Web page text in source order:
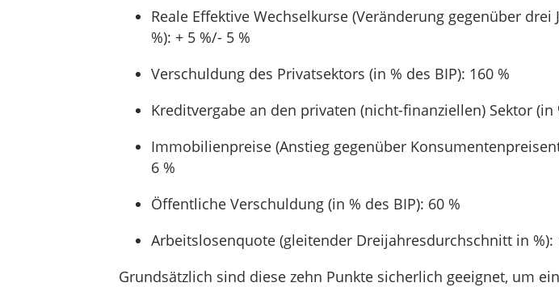
Reale Effektive Wechselkurse (Veränderung gegenüber drei
%): + 5 %/- 5 %
Verschuldung des Privatsektors (in % des BIP): 160 %
Kreditvergabe an den privaten (nicht-finanziellen) Sektor (in
Immobilienpreise (Anstieg gegenüber
6 %
Öffentliche Verschuldung (in % des BIP): 60 %
Arbeitslosenquote (gleitender Dreijahresdurchschnitt in %):
Grundsätzlich sind diese zehn Punkte sicherlich geeignet, um